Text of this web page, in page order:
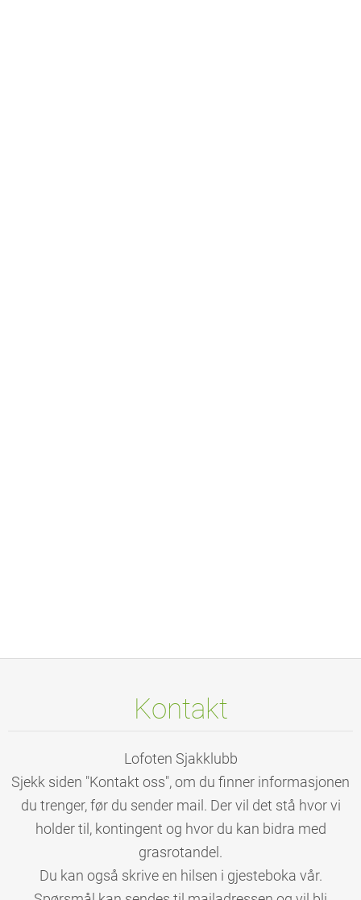
Kontakt
Lofoten Sjakklubb
Sjekk siden "Kontakt oss", om du finner informasjonen
du trenger, før du sender mail. Der vil det stå hvor vi
holder til, kontingent og hvor du kan bidra med
grasrotandel.
Du kan også skrive en hilsen i gjesteboka vår.